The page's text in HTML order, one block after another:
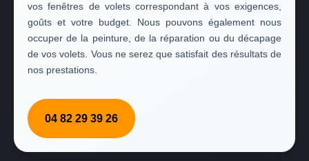
vos fenêtres de volets correspondant à vos exigences,
goûts et votre budget. Nous pouvons également nous
occuper de la peinture, de la réparation ou du décapage
de vos volets. Vous ne serez que satisfait des résultats de
nos prestations.
04 82 29 39 26